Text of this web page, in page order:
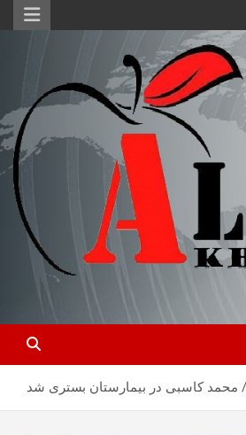
محمد کاسبی در بیمارستان بستری شد